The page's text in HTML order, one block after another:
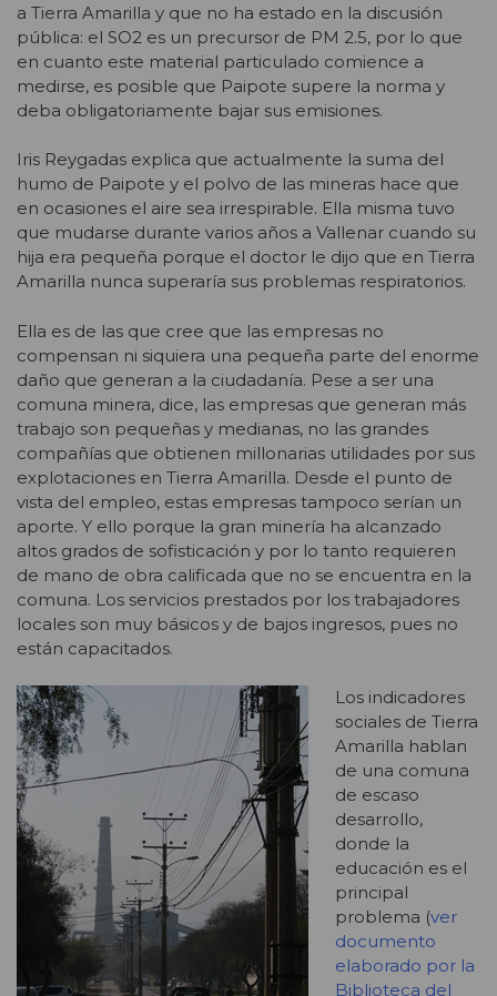
a Tierra Amarilla y que no ha estado en la discusión
pública: el SO2 es un precursor de PM 2.5, por lo que
en cuanto este material particulado comience a
medirse, es posible que Paipote supere la norma y
deba obligatoriamente bajar sus emisiones.
Iris Reygadas explica que actualmente la suma del
humo de Paipote y el polvo de las mineras hace que
en ocasiones el aire sea irrespirable. Ella misma tuvo
que mudarse durante varios años a Vallenar cuando su
hija era pequeña porque el doctor le dijo que en Tierra
Amarilla nunca superaría sus problemas respiratorios.
Ella es de las que cree que las empresas no
compensan ni siquiera una pequeña parte del enorme
daño que generan a la ciudadanía. Pese a ser una
comuna minera, dice, las empresas que generan más
trabajo son pequeñas y medianas, no las grandes
compañías que obtienen millonarias utilidades por sus
explotaciones en Tierra Amarilla. Desde el punto de
vista del empleo, estas empresas tampoco serían un
aporte. Y ello porque la gran minería ha alcanzado
altos grados de sofisticación y por lo tanto requieren
de mano de obra calificada que no se encuentra en la
comuna. Los servicios prestados por los trabajadores
locales son muy básicos y de bajos ingresos, pues no
están capacitados.
Los indicadores
sociales de Tierra
Amarilla hablan
de una comuna
de escaso
desarrollo,
donde la
educación es el
principal
problema (ver
documento
elaborado por la
Biblioteca del